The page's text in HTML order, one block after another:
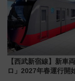
【西武新宿線】新車
ロ」2027年春運行開